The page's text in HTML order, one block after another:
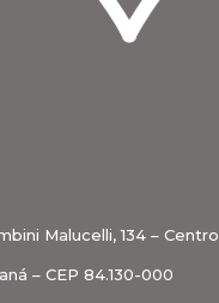
Malucelli, 134 – Centro
– CEP 84.130-000